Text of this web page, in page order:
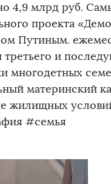
4,9 млрд руб.
проекта
Путиным.
и
многодетных
материнский
жилищных
#семья